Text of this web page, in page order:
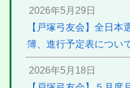
2026年5月29日
【戸塚弓友会】全日本
簿、進行予定表につい
2026年5月18日